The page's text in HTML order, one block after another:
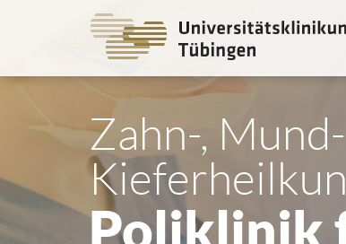
Zahn-,
Poliklinik